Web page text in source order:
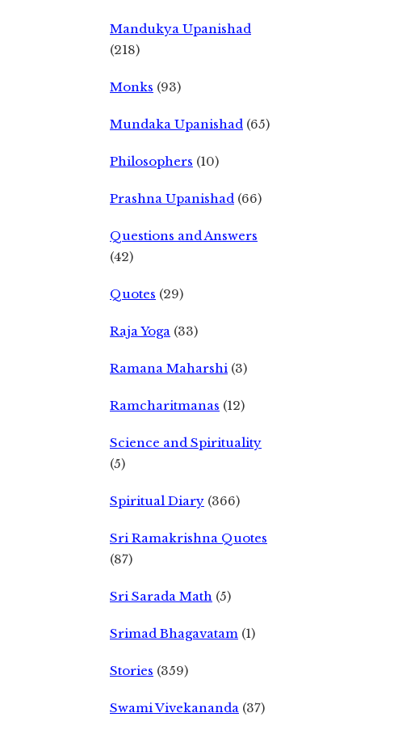
Mandukya Upanishad
(218)
Monks (93)
Mundaka Upanishad (65)
Philosophers (10)
Prashna Upanishad (66)
Questions and Answers
(42)
Quotes (29)
Raja Yoga (33)
Ramana Maharshi (3)
Ramcharitmanas (12)
Science and Spirituality
(5)
Spiritual Diary (366)
Sri Ramakrishna Quotes
(87)
Sri Sarada Math (5)
Srimad Bhagavatam (1)
Stories (359)
Swami Vivekananda (37)